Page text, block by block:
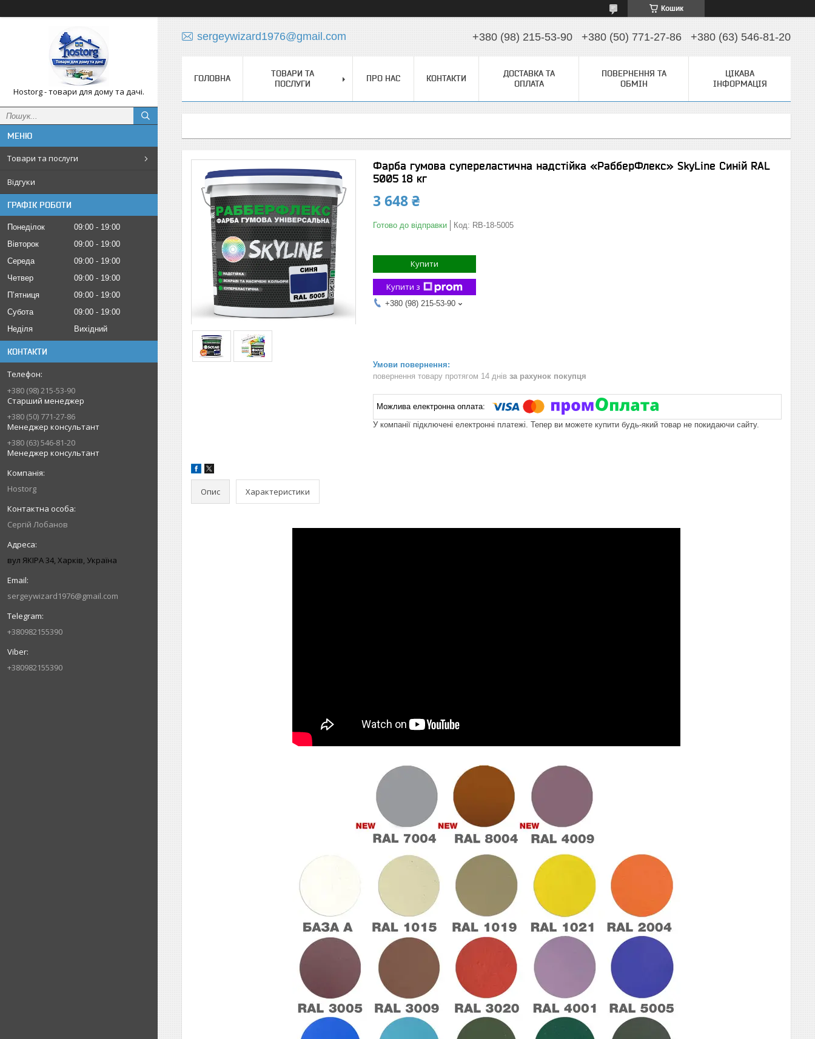
Кошик
Hostorg - товари для дому та дачі.
Товари та послуги
Відгуки
ГРАФІК РОБОТИ
Понеділок 09:00
19:00
Вівторок
09:00
19:00
Середа
09:00
19:00
Четвер
09:00
19:00
Пʼятниця
09:00
19:00
Субота
09:00
19:00
Неділя
Вихідний
КОНТАКТИ
+380 (98) 215-53-90
Старший менеджер
+380 (50) 771-27-86
Менеджер консультант
+380 (63) 546-81-20
Менеджер консультант
Hostorg
Сергій Лобанов
вул ЯКІРА 34, Харків, Україна
sergeywizard1976@gmail.com
+380982155390
+380982155390
sergeywizard1976@gmail.com +380 (98) 215-53-90 +380 (50) 771-27-86 +380 (63) 546-81-20
ГОЛОВНА
ТОВАРИ ТА
ПОСЛУГИ
ПРО НАС КОНТАКТИ
ДОСТАВКА ТА
ОПЛАТА
ПОВЕРНЕННЯ ТА
ОБМІН
ЦІКАВА
ІНФОРМАЦІЯ
Фарба гумова супереластична надстійка «РабберФлекс» SkyLine Синій RAL
5005 18 кг
3 648 ₴
Готово до відправки Код: RB-18-5005
Купити
Купити з
+380 (98) 215-53-90
повернення товару протягом 14 днів за рахунок покупця
У компанії підключені електронні платежі. Тепер ви можете купити будь-який товар не покидаючи сайту.
Опис Характеристики